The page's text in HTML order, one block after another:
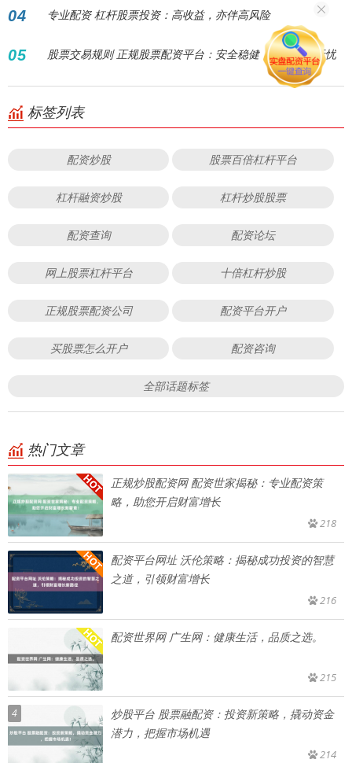
04 专业配资 杠杆股票投资：高收益，亦伴高风险
05 股票交易规则 正规股票配资平台：安全稳健，助您投资无忧
标签列表
配资炒股 股票百倍杠杆平台
杠杆融资炒股 杠杆炒股股票
配资查询 配资论坛
网上股票杠杆平台 十倍杠杆炒股
正规股票配资公司 配资平台开户
买股票怎么开户 配资咨询
全部话题标签
热门文章
正规炒股配资网 配资世家揭秘：专业配资策
略，助您开启财富增长
218
配资平台网址 沃伦策略：揭秘成功投资的智慧
之道，引领财富增长
216
配资世界网 广生网：健康生活，品质之选。
215
4
炒股平台 股票融配资：投资新策略，撬动资金
潜力，把握市场机遇
214